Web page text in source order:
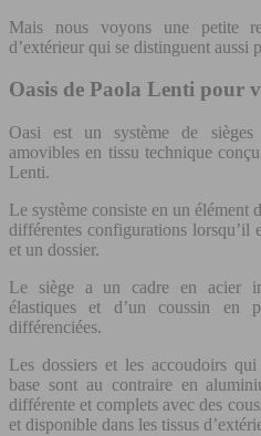
Mais nous voyons une petite
d’extérieur qui se distinguent aussi
Oasis de Paola Lenti pour
Oasi est un système de sièges
amovibles en tissu technique
Lenti.
Le système consiste en un élément
différentes configurations lorsqu’il
et un dossier.
Le siège a un cadre en acier
élastiques et d’un coussin en
différenciées.
Les dossiers et les accoudoirs
base sont au contraire en
différente et complets avec des
et disponible dans les tissus